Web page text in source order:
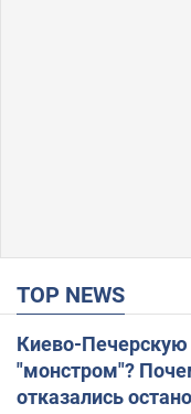
TOP NEWS
Киево-
"монстром"?
отказались